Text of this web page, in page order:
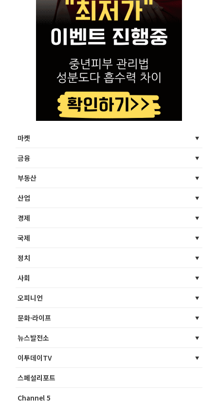
마켓
금융
부동산
산업
경제
국제
정치
사회
오피니언
문화·라이프
뉴스발전소
이투데이TV
스페셜리포트
Channel 5